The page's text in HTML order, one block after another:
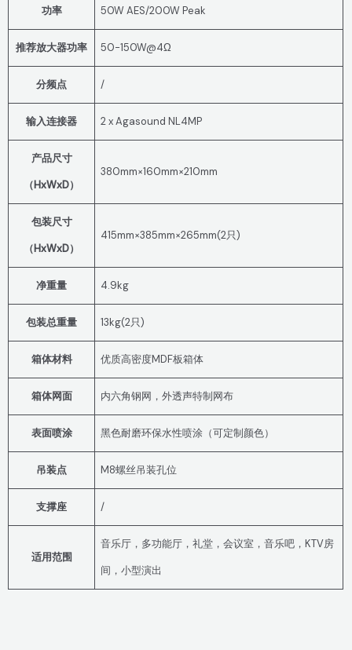
功率 50W AES/200W Peak
推荐放大器功率 50-150W@4Ω
分频点 /
输入连接器 2 x Agasound NL4MP
产品尺寸
（HxWxD）
380mm×160mm×210mm
包装尺寸
（HxWxD）
415mm×385mm×265mm(2只)
净重量 4.9kg
包装总重量 13kg(2只)
箱体材料 优质高密度MDF板箱体
箱体网面 内六角钢网，外透声特制网布
表面喷涂 黑色耐磨环保水性喷涂（可定制颜色）
吊装点 M8螺丝吊装孔位
支撑座 /
适用范围
音乐厅，多功能厅，礼堂，会议室，音乐吧，KTV房
间，小型演出